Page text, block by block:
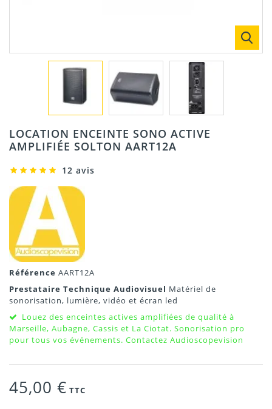
LOCATION ENCEINTE SONO ACTIVE
AMPLIFIÉE SOLTON AART12A
12 avis
Référence AART12A
Prestataire Technique Audiovisuel Matériel de
sonorisation, lumière, vidéo et écran led
Louez des enceintes actives amplifiées de qualité à
Marseille, Aubagne, Cassis et La Ciotat. Sonorisation pro
pour tous vos événements. Contactez Audioscopevision
45,00 € TTC